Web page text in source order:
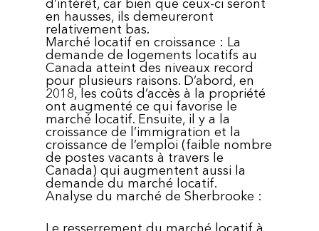
d’intérêt, car bien que ceux-ci seront
en hausses, ils demeureront
relativement bas.
Marché locatif en croissance : La
demande de logements locatifs au
Canada atteint des niveaux record
pour plusieurs raisons. D’abord, en
2018, les coûts d’accès à la propriété
ont augmenté ce qui favorise le
marché locatif. Ensuite, il y a la
croissance de l’immigration et la
croissance de l’emploi (faible nombre
de postes vacants à travers le
Canada) qui augmentent aussi la
demande du marché locatif.
Analyse du marché de Sherbrooke :